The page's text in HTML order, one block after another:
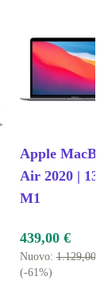
Apple
Air 2020 |
M1
439,00 €
Nuovo: 1.129,00 €
(-61%)